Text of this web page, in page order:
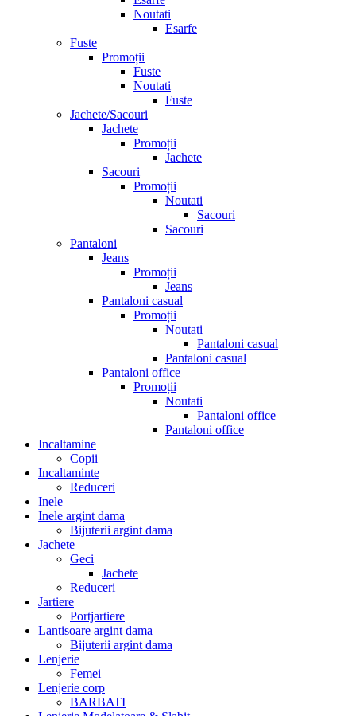
Noutati
Esarfe
Fuste
Promoții
Fuste
Noutati
Fuste
Jachete/Sacouri
Jachete
Promoții
Jachete
Sacouri
Promoții
Noutati
Sacouri
Sacouri
Pantaloni
Jeans
Promoții
Jeans
Pantaloni casual
Promoții
Noutati
Pantaloni casual
Pantaloni casual
Pantaloni office
Promoții
Noutati
Pantaloni office
Pantaloni office
Incaltamine
Copii
Incaltaminte
Reduceri
Inele
Inele argint dama
Bijuterii argint dama
Jachete
Geci
Jachete
Reduceri
Jartiere
Portjartiere
Lantisoare argint dama
Bijuterii argint dama
Lenjerie
Femei
Lenjerie corp
BARBATI